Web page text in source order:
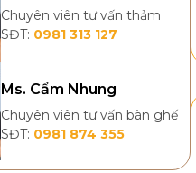
Chuyên viên tư vấn thảm
SĐT: 0981 313 127
Ms. Cẩm Nhung
Chuyên viên tư vấn bàn ghế
SĐT: 0981 874 355